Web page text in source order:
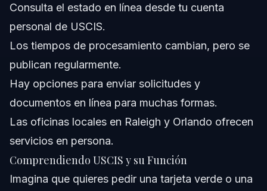
¿Cómo funciona el proceso de entrevistas migratorias
Consulta el estado en línea desde tu cuenta
personal de USCIS.
Los tiempos de procesamiento cambian, pero se
publican regularmente.
Hay opciones para enviar solicitudes y
documentos en línea para muchas formas.
Las oficinas locales en Raleigh y Orlando ofrecen
servicios en persona.
Comprendiendo USCIS y su Función
Imagina que quieres pedir una tarjeta verde o una